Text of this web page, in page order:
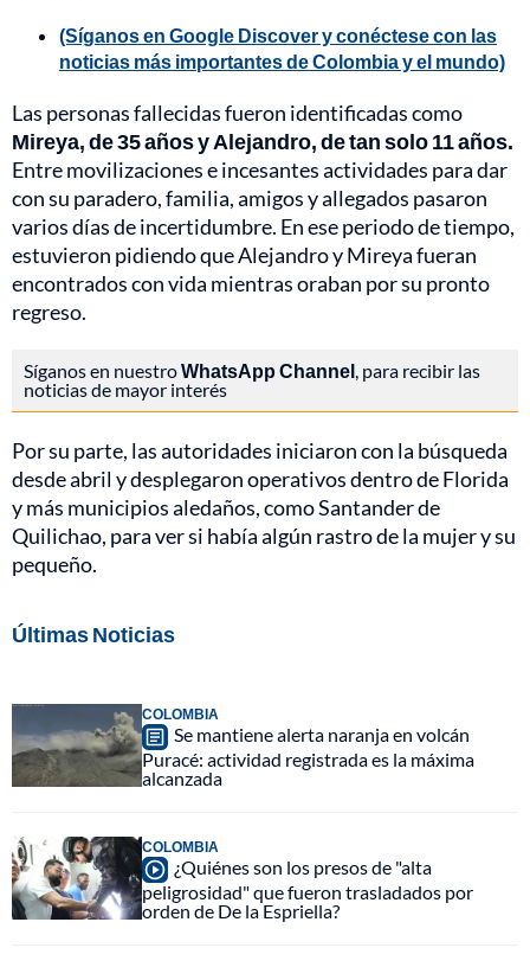
(Síganos en Google Discover y conéctese con las
noticias más importantes de Colombia y el mundo)
Las personas fallecidas fueron identificadas como
Mireya, de 35 años y Alejandro, de tan solo 11 años.
Entre movilizaciones e incesantes actividades para dar
con su paradero, familia, amigos y allegados pasaron
varios días de incertidumbre. En ese periodo de tiempo,
estuvieron pidiendo que Alejandro y Mireya fueran
encontrados con vida mientras oraban por su pronto
regreso.
Síganos en nuestroWhatsApp Channel, para recibir las
noticias de mayor interés
Por su parte, las autoridades iniciaron con la búsqueda
desde abril y desplegaron operativos dentro de Florida
y más municipios aledaños, como Santander de
Quilichao, para ver si había algún rastro de la mujer y su
pequeño.
Últimas Noticias
COLOMBIA
Se mantiene alerta naranja en volcán
Puracé: actividad registrada es la máxima
alcanzada
COLOMBIA
¿Quiénes son los presos de "alta
peligrosidad" que fueron trasladados por
orden de De la Espriella?